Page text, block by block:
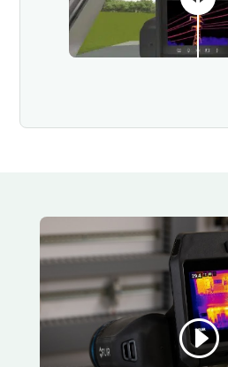
YOUTUBE
This content is blocked
cookies have not